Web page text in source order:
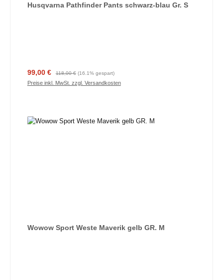
Husqvarna Pathfinder Pants schwarz-blau Gr. S
Verkaufspreis:
99,00 € Regulärer Preis:
118,00 € (16.1% gespart)
Preise inkl. MwSt. zzgl. Versandkosten
Wowow Sport Weste Maverik gelb GR. M